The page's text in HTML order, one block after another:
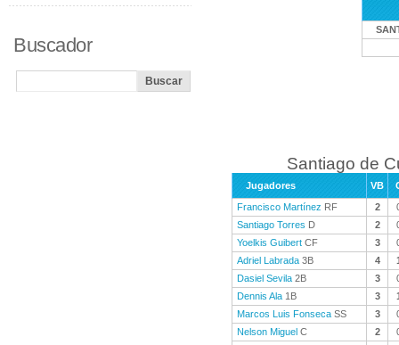
Santiago de
Jugadores VB
Francisco Martínez RF 2
Santiago Torres D 2
Yoelkis Guibert CF 3
Adriel Labrada 3B 4
Dasiel Sevila 2B 3
Dennis Ala 1B 3
Marcos Luis Fonseca SS 3
Nelson Miguel C 2
Buscador